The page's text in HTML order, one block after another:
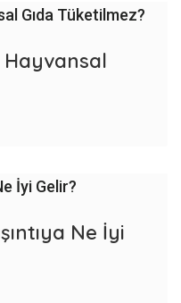
Ne İyi